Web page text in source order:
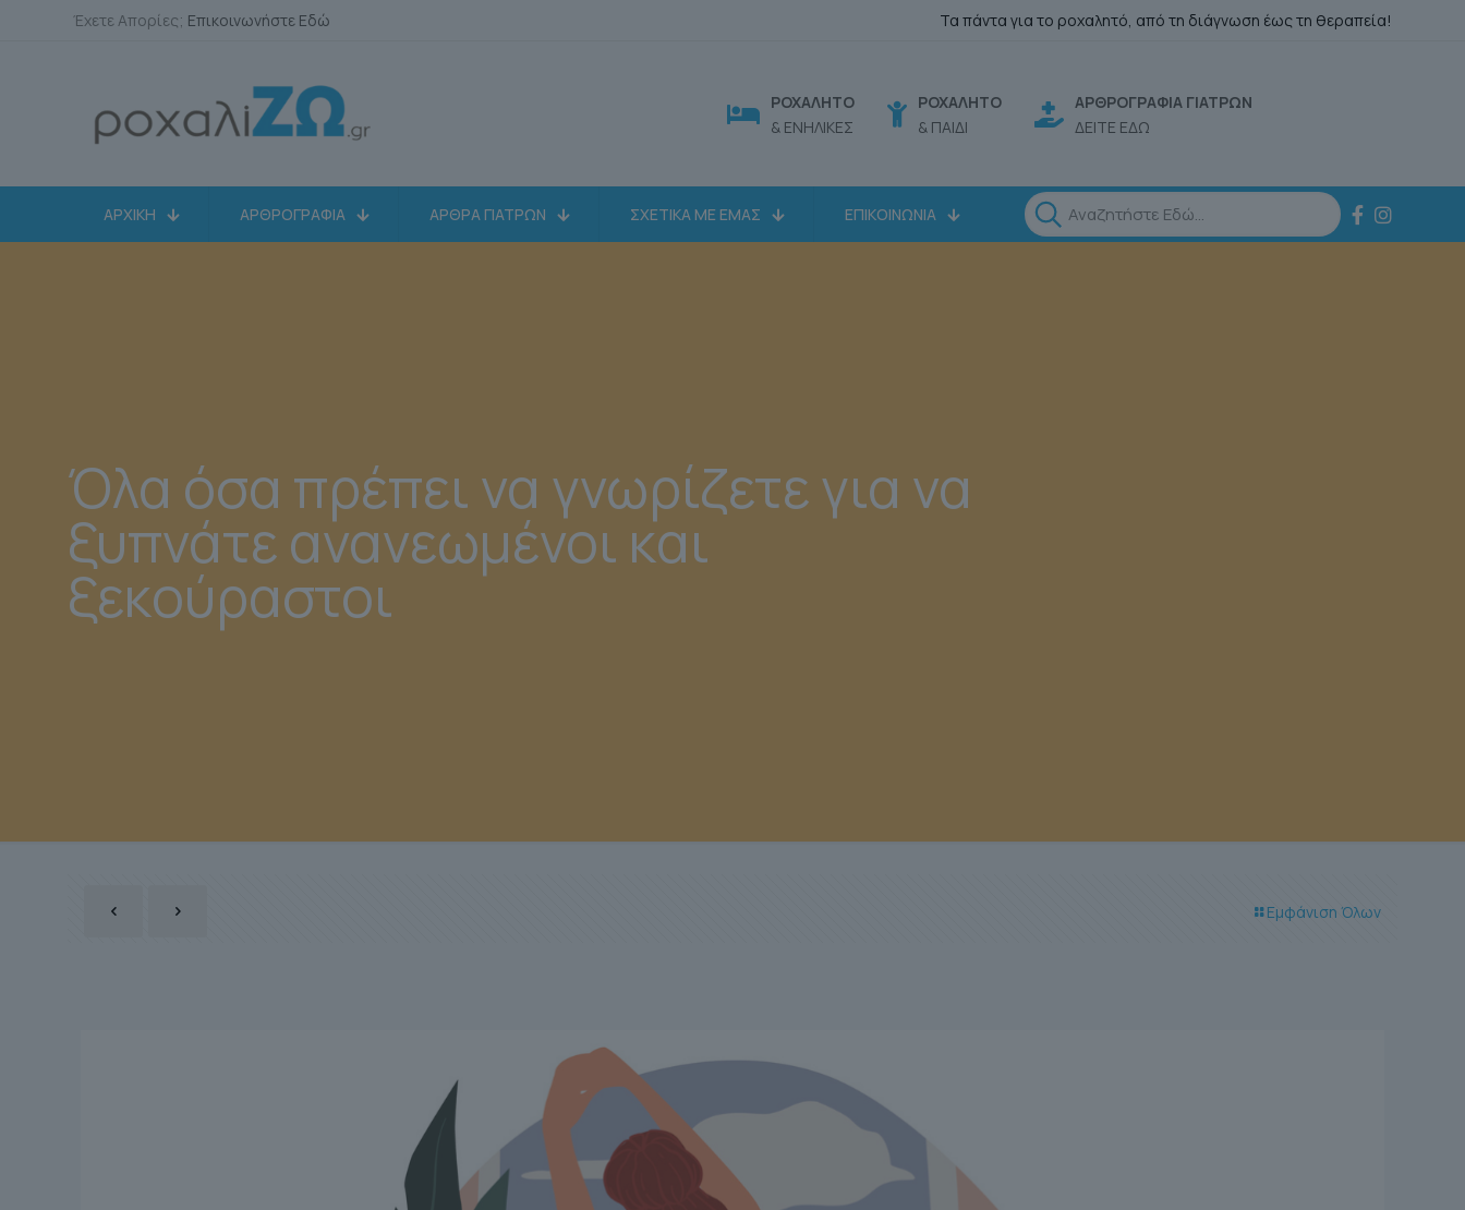
Έχετε Απορίες; Επικοινωνήστε Εδώ Τα πάντα για το ροχαλητό, από τη διάγνωση έως τη θεραπεία!
ΡΟΧΑΛΗΤΟ
& ΕΝΗΛΙΚΕΣ
ΡΟΧΑΛΗΤΟ
& ΠΑΙΔΙ
ΑΡΘΡΟΓΡΑΦΙΑ ΓΙΑΤΡΩΝ
ΔΕΙΤΕ ΕΔΩ
ΑΡΧΙΚΗ ΑΡΘΡΟΓΡΑΦΙΑ ΑΡΘΡΑ ΓΙΑΤΡΩΝ ΣΧΕΤΙΚΑ ΜΕ ΕΜΑΣ ΕΠΙΚΟΙΝΩΝΙΑ
Όλα όσα πρέπει να γνωρίζετε για να
ξυπνάτε ανανεωμένοι και
ξεκούραστοι
Εμφάνιση Όλων